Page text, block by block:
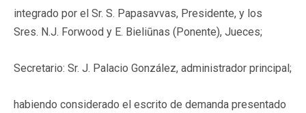
integrado por el Sr. S. Papasavvas, Presidente, y los
Sres. N.J. Forwood y E. Bieliūnas (Ponente), Jueces;
Secretario: Sr. J. Palacio González, administrador principal;
habiendo considerado el escrito de demanda presentado